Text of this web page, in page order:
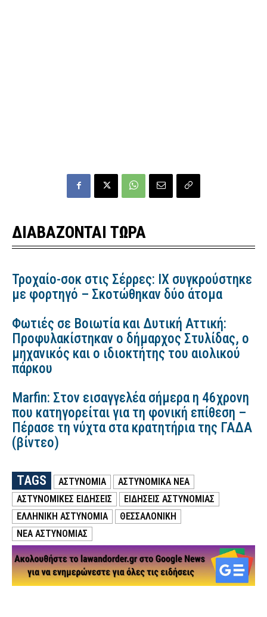
ΔΙΑΒΑΖΟΝΤΑΙ ΤΩΡΑ
Τροχαίο-σοκ στις Σέρρες: ΙΧ συγκρούστηκε
με φορτηγό – Σκοτώθηκαν δύο άτομα
Φωτιές σε Βοιωτία και Δυτική Αττική:
Προφυλακίστηκαν ο δήμαρχος Στυλίδας, ο
μηχανικός και ο ιδιοκτήτης του αιολικού
πάρκου
Marfin: Στον εισαγγελέα σήμερα η 46χρονη
που κατηγορείται για τη φονική επίθεση –
Πέρασε τη νύχτα στα κρατητήρια της ΓΑΔΑ
(βίντεο)
TAGS ΑΣΤΥΝΟΜΙΑ
ΑΣΤΥΝΟΜΙΚΑ ΝΕΑ
ΑΣΤΥΝΟΜΙΚΕΣ ΕΙΔΗΣΕΙΣ
ΕΙΔΗΣΕΙΣ ΑΣΤΥΝΟΜΙΑΣ
ΕΛΛΗΝΙΚΗ ΑΣΤΥΝΟΜΙΑ
ΘΕΣΣΑΛΟΝΙΚΗ
ΝΕΑ ΑΣΤΥΝΟΜΙΑΣ